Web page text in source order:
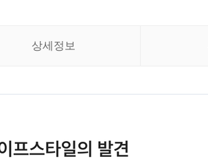
상세정보